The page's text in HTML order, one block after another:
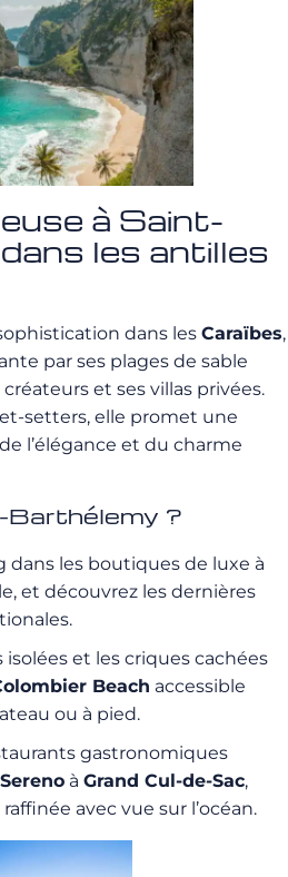
à Saint-
les antilles
dans les Caraïbes,
par ses plages de sable
et ses villas privées.
setters, elle promet une
l’élégance et du charme
Barthélemy ?
dans les boutiques de luxe à
et découvrez les dernières
isolées et les criques cachées
Beach accessible
ou à pied.
gastronomiques
à Grand Cul-de-Sac,
avec vue sur l’océan.